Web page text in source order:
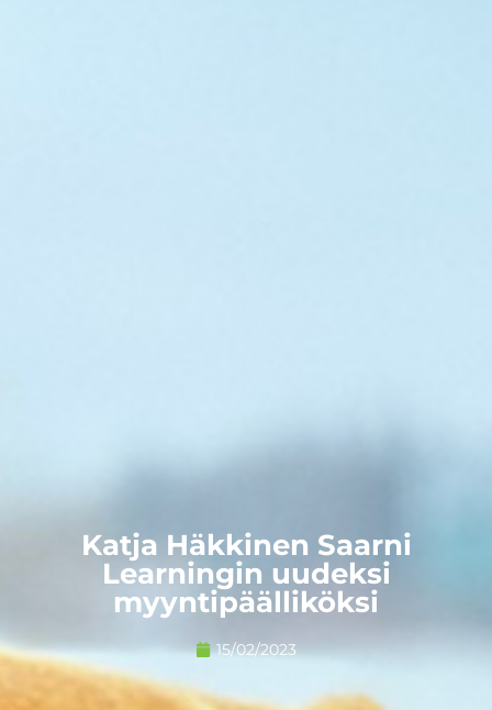
Katja Häkkinen Saarni
Learningin uudeksi
myyntipäälliköksi
15/02/2023